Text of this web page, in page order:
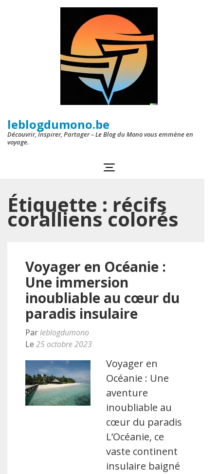
leblogdumono.be
Découvrir, Inspirer, Partager – Le Blog du Mono vous emmène en
voyage.
Étiquette : récifs
coralliens colorés
Voyager en Océanie :
Une immersion
inoubliable au cœur du
paradis insulaire
Parleblogdumono
Le 25 octobre 2023
Voyager en
Océanie : Une
aventure
inoubliable au
cœur du paradis
L’Océanie, ce
vaste continent
insulaire baigné